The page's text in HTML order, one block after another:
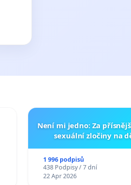
Není mi jedno: Za
sexuální zločiny na
1 996 podpisů
438 Podpisy / 7 dní
22 Apr 2026